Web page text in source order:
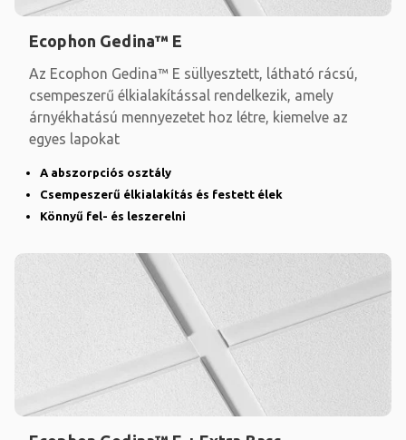
Ecophon Gedina™ E
Az Ecophon Gedina™ E süllyesztett, látható rácsú,
csempeszerű élkialakítással rendelkezik, amely
árnyékhatású mennyezetet hoz létre, kiemelve az
egyes lapokat
A abszorpciós osztály
Csempeszerű élkialakítás és festett élek
Könnyű fel- és leszerelni